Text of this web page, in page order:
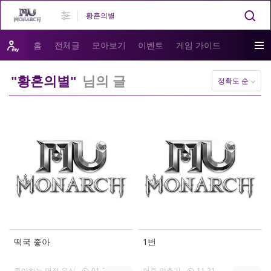
홈 전체글 모아보기 이벤트 게임 가이드
"황혼의별" 님의 글 정확도 순
떡국 좋아 1번